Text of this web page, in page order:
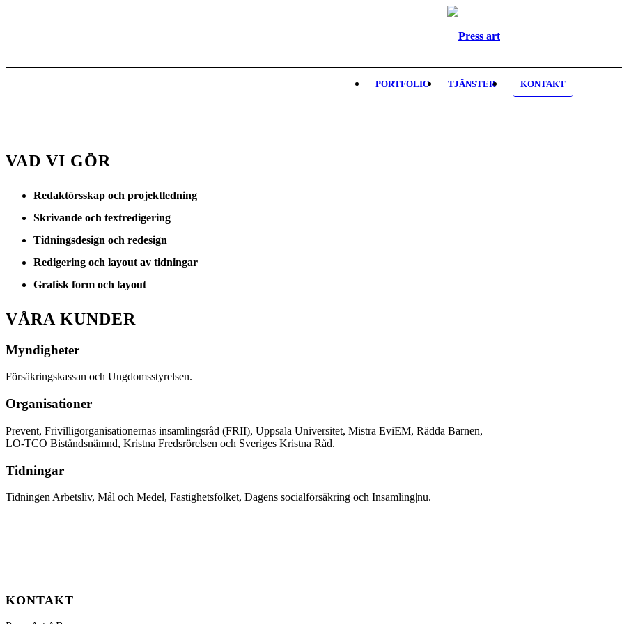
PORTFOLIO TJÄNSTER KONTAKT
VAD VI GÖR
Redaktörsskap och projektledning
Skrivande och textredigering
Tidningsdesign och redesign
Redigering och layout av tidningar
Grafisk form och layout
VÅRA KUNDER
Myndigheter
Försäkringskassan och Ungdomsstyrelsen.
Organisationer
Prevent, Frivilligorganisationernas insamlingsråd (FRII), Uppsala Universitet, Mistra EviEM, Rädda Barnen,
LO-TCO Biståndsnämnd, Kristna Fredsrörelsen och Sveriges Kristna Råd.
Tidningar
Tidningen Arbetsliv, Mål och Medel, Fastighetsfolket, Dagens socialförsäkring och Insamling|nu.
KONTAKT